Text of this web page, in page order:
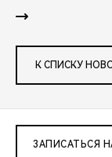
К СПИСКУ
ЗАПИСАТЬСЯ